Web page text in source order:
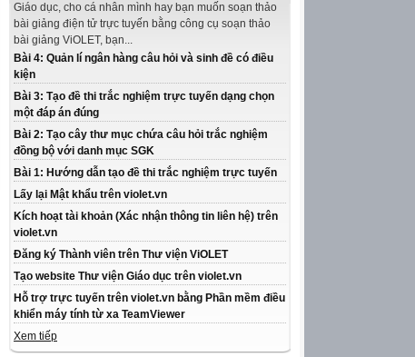
Giáo dục, cho cá nhân mình hay bạn muốn soạn thảo
bài giảng điện tử trực tuyến bằng công cụ soạn thảo
bài giảng ViOLET, bạn...
Bài 4: Quản lí ngân hàng câu hỏi và sinh đề có điều
kiện
Bài 3: Tạo đề thi trắc nghiệm trực tuyến dạng chọn
một đáp án đúng
Bài 2: Tạo cây thư mục chứa câu hỏi trắc nghiệm
đồng bộ với danh mục SGK
Bài 1: Hướng dẫn tạo đề thi trắc nghiệm trực tuyến
Lấy lại Mật khẩu trên violet.vn
Kích hoạt tài khoản (Xác nhận thông tin liên hệ) trên
violet.vn
Đăng ký Thành viên trên Thư viện ViOLET
Tạo website Thư viện Giáo dục trên violet.vn
Hỗ trợ trực tuyến trên violet.vn bằng Phần mềm điều
khiển máy tính từ xa TeamViewer
Xem tiếp